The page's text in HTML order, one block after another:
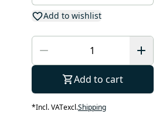
Add to wishlist
Add to cart
*Incl. VATexcl.Shipping